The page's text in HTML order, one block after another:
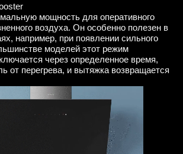
мощность для оперативного
воздуха. Он особенно полезен в
например, при появлении сильного
моделей этот режим
через определенное время,
от перегрева, и вытяжка возвращается